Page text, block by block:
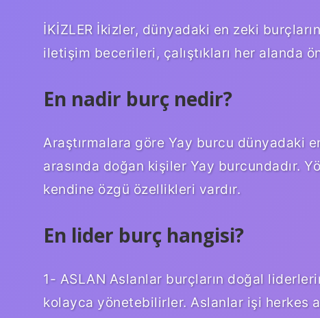
İKİZLER İkizler, dünyadaki en zeki
iletişim becerileri, çalıştıkları her alanda
En nadir burç nedir?
Araştırmalara göre Yay burcu dünyadaki
arasında doğan kişiler Yay burcundadır.
kendine özgü özellikleri vardır.
En lider burç hangisi?
1- ASLAN Aslanlar burçların doğal
kolayca yönetebilirler. Aslanlar işi herkes